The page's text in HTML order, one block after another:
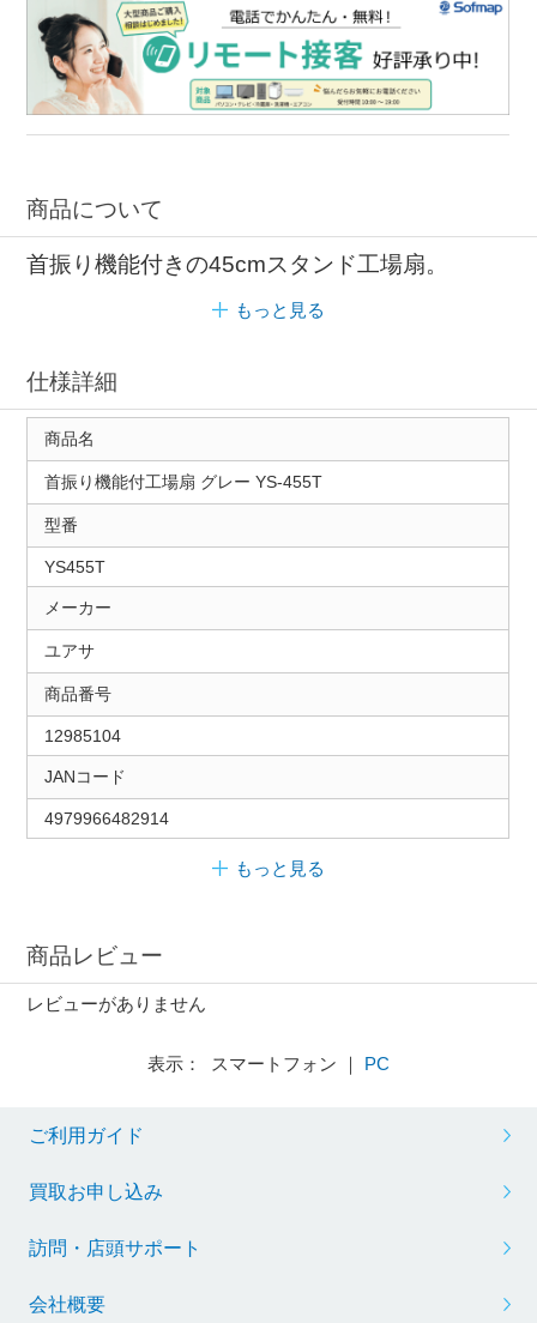
商品について
首振り機能付きの45cmスタンド工場扇。
もっと見る
仕様詳細
商品名
首振り機能付工場扇 グレー YS-455T
型番
YS455T
メーカー
ユアサ
商品番号
12985104
JANコード
4979966482914
もっと見る
商品レビュー
レビューがありません
表示： スマートフォン ｜ PC
ご利用ガイド
買取お申し込み
訪問・店頭サポート
会社概要